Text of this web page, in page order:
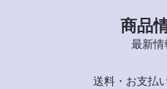
商品
最新情
送料・お支払